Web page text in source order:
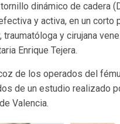
dinámico de cadera
y activa, en un
traumatóloga y cirujana
Enrique Tejera.
de los operados del
de un estudio realizado
Valencia.